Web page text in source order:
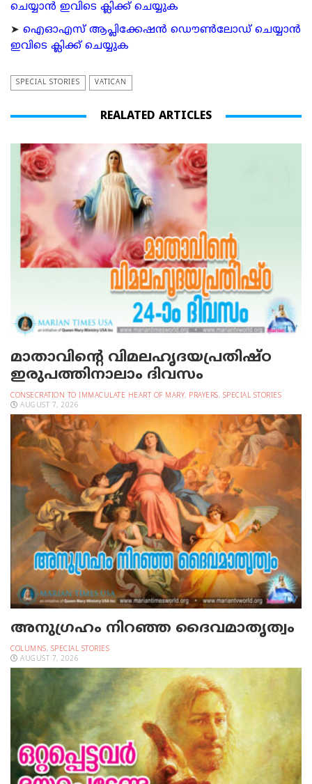
ചെയ്യാന്‍ ഇവിടെ ക്ലിക്ക് ചെയ്യുക
➤ ഐഓഎസ് ആപ്ലിക്കേഷന്‍ ഡൌണ്‍ലോഡ് ചെയ്യാന്‍
ഇവിടെ ക്ലിക്ക് ചെയ്യുക
SPECIAL STORIES VATICAN
REALATED ARTICLES
മാതാവിന്റെ വിമലഹൃദയപ്രതിഷ്ഠ
ഇരുപത്തിനാലാം ദിവസം
CONSECRATION TO IMMACULATE HEART OF MARY, PRAYERS, SPECIAL STORIES
AUGUST 7, 2026
അനുഗ്രഹം നിറഞ്ഞ ദൈവമാതൃത്വം
COLUMNS, SPECIAL STORIES
AUGUST 7, 2026